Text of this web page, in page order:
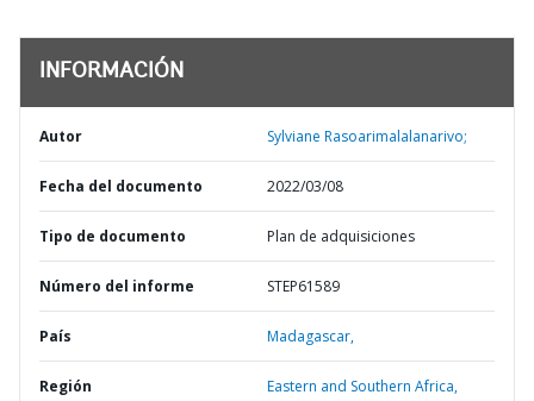
INFORMACIÓN
Autor Sylviane Rasoarimalalanarivo;
Fecha del documento 2022/03/08
Tipo de documento Plan de adquisiciones
Número del informe STEP61589
País Madagascar,
Región Eastern and Southern Africa,